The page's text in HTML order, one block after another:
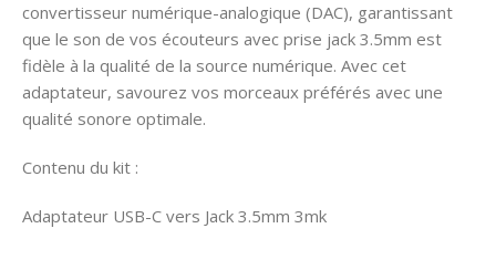
convertisseur numérique-analogique (DAC), garantissant
que le son de vos écouteurs avec prise jack 3.5mm est
fidèle à la qualité de la source numérique. Avec cet
adaptateur, savourez vos morceaux préférés avec une
qualité sonore optimale.
Contenu du kit :
Adaptateur USB-C vers Jack 3.5mm 3mk